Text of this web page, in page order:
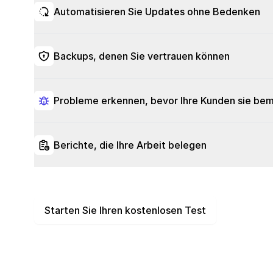
Automatisieren Sie Updates ohne Bedenken
Backups, denen Sie vertrauen können
Probleme erkennen, bevor Ihre Kunden sie
Berichte, die Ihre Arbeit belegen
Starten Sie Ihren kostenlosen Test